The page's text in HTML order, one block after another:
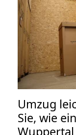
Umzug
Sie, wie